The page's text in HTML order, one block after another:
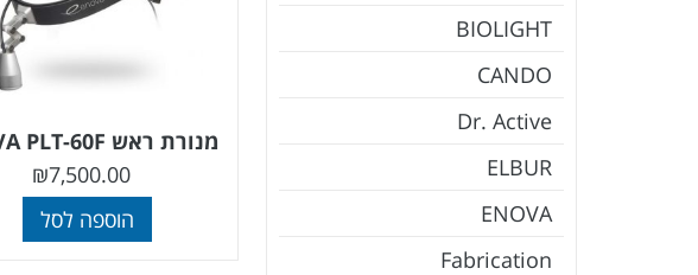
מנורת ראש ENOVA PLT-60F
₪7,500.00
הוספה לסל
BIOLIGHT
CANDO
Dr. Active
ELBUR
ENOVA
Fabrication